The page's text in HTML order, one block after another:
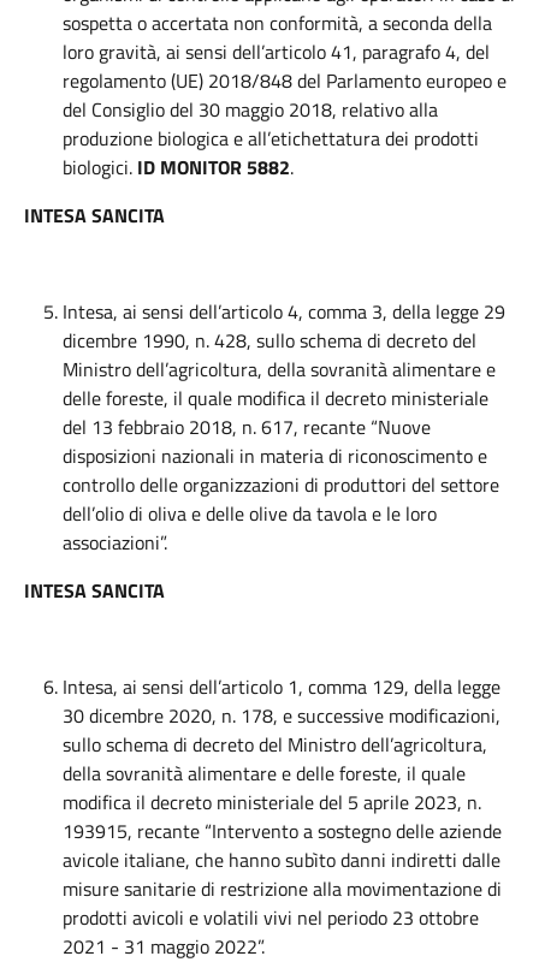
sospetta o accertata non conformità, a seconda della
loro gravità, ai sensi dell’articolo 41, paragrafo 4, del
regolamento (UE) 2018/848 del Parlamento europeo e
del Consiglio del 30 maggio 2018, relativo alla
produzione biologica e all’etichettatura dei prodotti
biologici. ID MONITOR 5882.
INTESA SANCITA
Intesa, ai sensi dell’articolo 4, comma 3, della legge 29
dicembre 1990, n. 428, sullo schema di decreto del
Ministro dell’agricoltura, della sovranità alimentare e
delle foreste, il quale modifica il decreto ministeriale
del 13 febbraio 2018, n. 617, recante “Nuove
disposizioni nazionali in materia di riconoscimento e
controllo delle organizzazioni di produttori del settore
dell’olio di oliva e delle olive da tavola e le loro
associazioni”.
INTESA SANCITA
Intesa, ai sensi dell’articolo 1, comma 129, della legge
30 dicembre 2020, n. 178, e successive modificazioni,
sullo schema di decreto del Ministro dell’agricoltura,
della sovranità alimentare e delle foreste, il quale
modifica il decreto ministeriale del 5 aprile 2023, n.
193915, recante “Intervento a sostegno delle aziende
avicole italiane, che hanno subìto danni indiretti dalle
misure sanitarie di restrizione alla movimentazione di
prodotti avicoli e volatili vivi nel periodo 23 ottobre
2021 - 31 maggio 2022”.